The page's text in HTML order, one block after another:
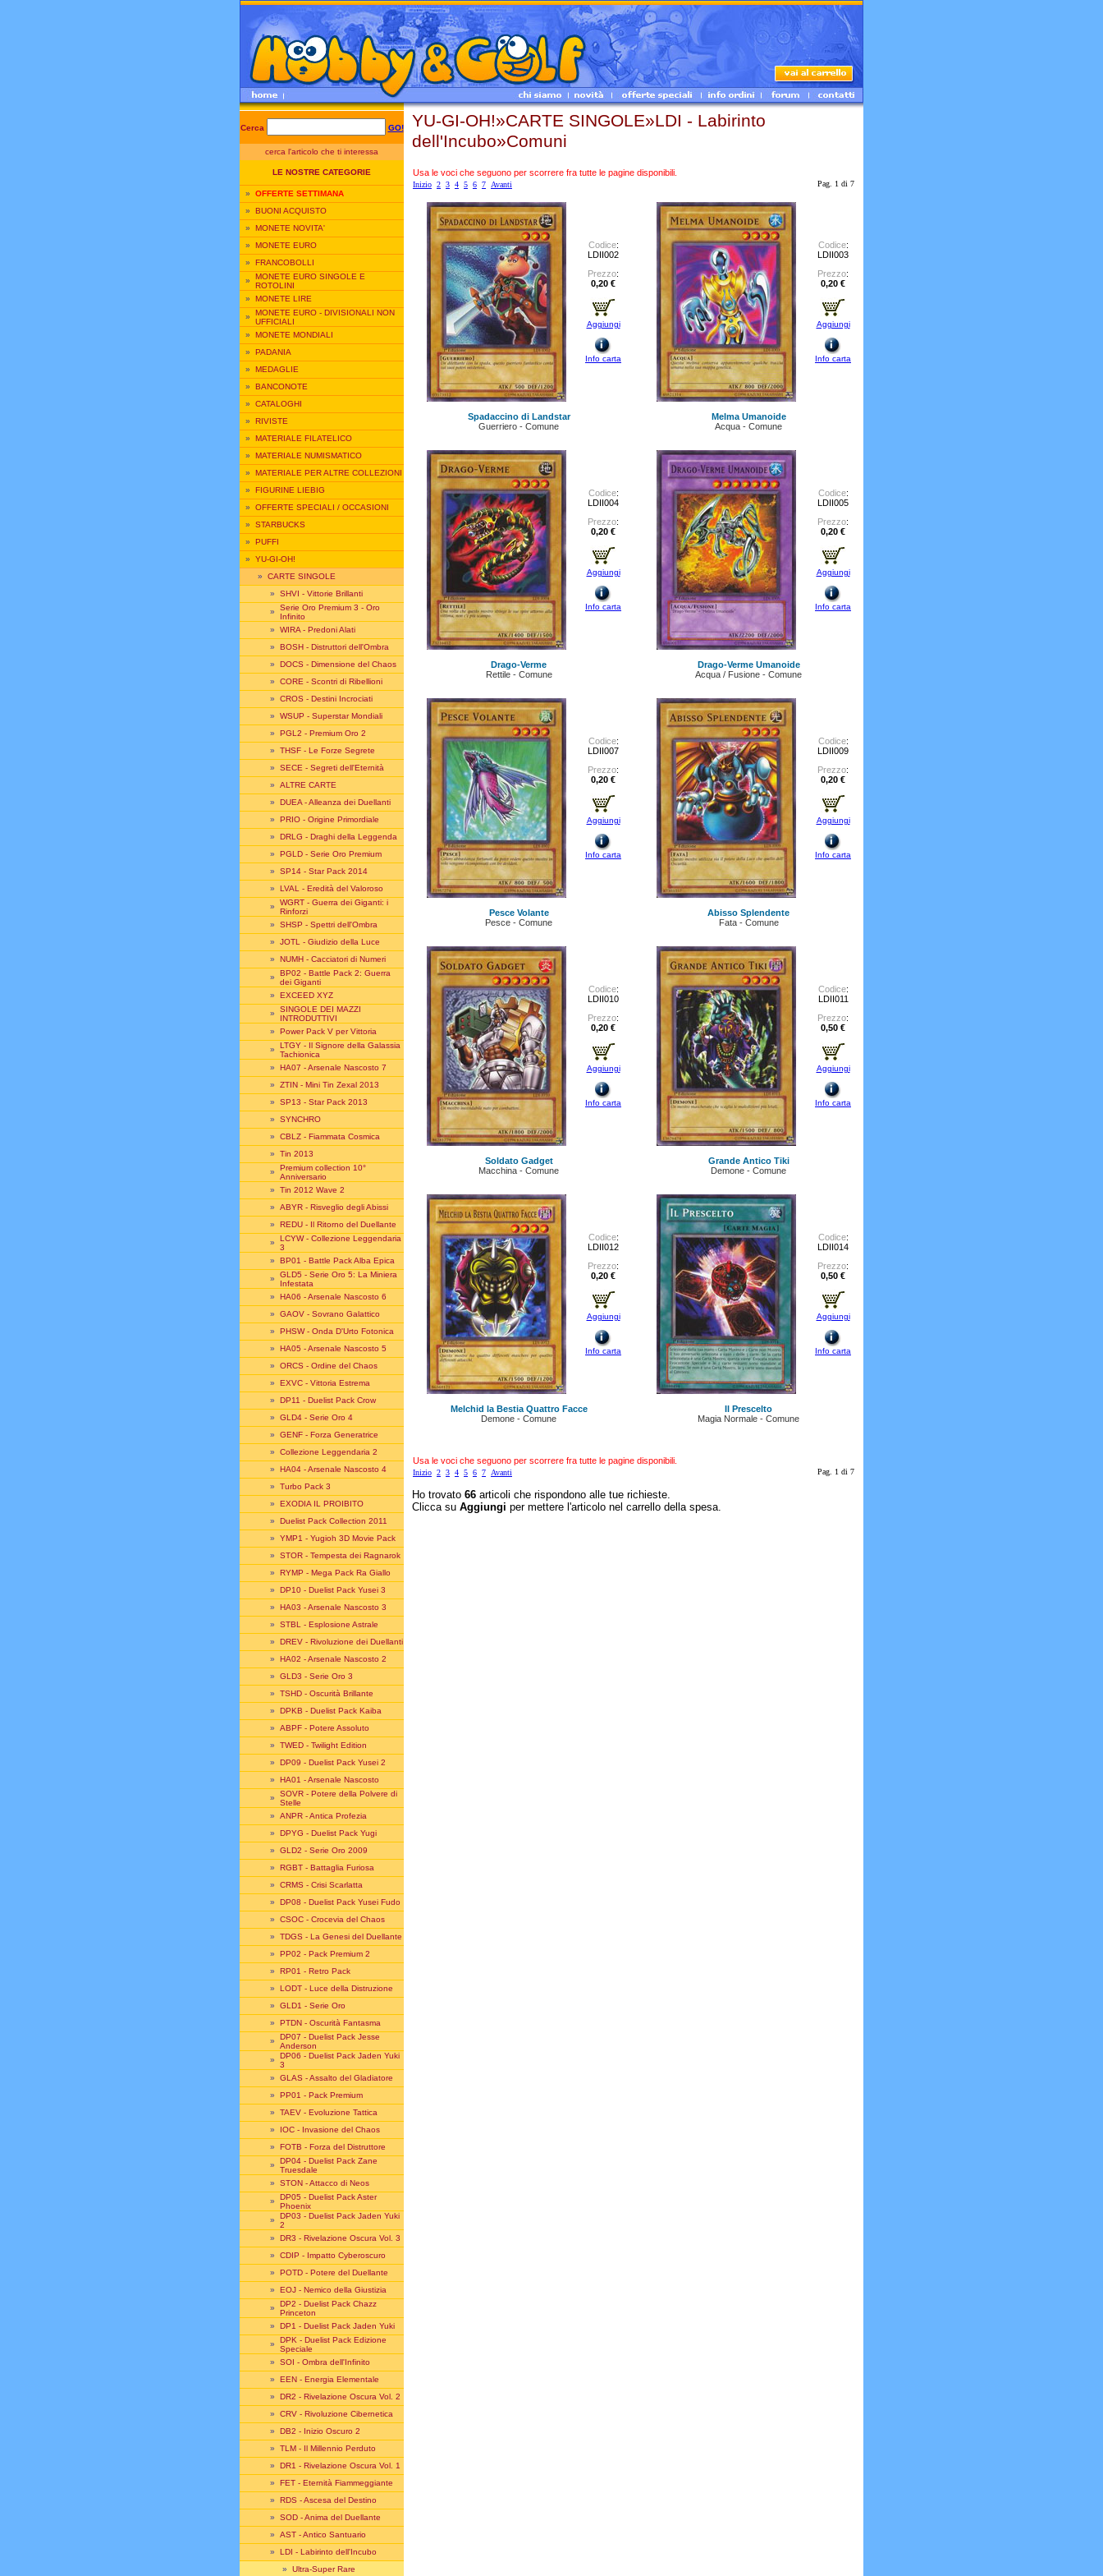
Cerca GO!
cerca l'articolo che ti interessa
LE NOSTRE CATEGORIE
» OFFERTE SETTIMANA
» BUONI ACQUISTO
» MONETE NOVITA'
» MONETE EURO
» FRANCOBOLLI
» MONETE EURO SINGOLE E
ROTOLINI
» MONETE LIRE
» MONETE EURO - DIVISIONALI NON
UFFICIALI
» MONETE MONDIALI
» PADANIA
» MEDAGLIE
» BANCONOTE
» CATALOGHI
» RIVISTE
» MATERIALE FILATELICO
» MATERIALE NUMISMATICO
» MATERIALE PER ALTRE COLLEZIONI
» FIGURINE LIEBIG
» OFFERTE SPECIALI / OCCASIONI
» STARBUCKS
» PUFFI
» YU-GI-OH!
» CARTE SINGOLE
» SHVI - Vittorie Brillanti
» Serie Oro Premium 3 - Oro
Infinito
» WIRA - Predoni Alati
» BOSH - Distruttori dell'Ombra
» DOCS - Dimensione del Chaos
» CORE - Scontri di Ribellioni
» CROS - Destini Incrociati
» WSUP - Superstar Mondiali
» PGL2 - Premium Oro 2
» THSF - Le Forze Segrete
» SECE - Segreti dell'Eternità
» ALTRE CARTE
» DUEA - Alleanza dei Duellanti
» PRIO - Origine Primordiale
» DRLG - Draghi della Leggenda
» PGLD - Serie Oro Premium
» SP14 - Star Pack 2014
» LVAL - Eredità del Valoroso
» WGRT - Guerra dei Giganti: i
Rinforzi
» SHSP - Spettri dell'Ombra
» JOTL - Giudizio della Luce
» NUMH - Cacciatori di Numeri
» BP02 - Battle Pack 2: Guerra
dei Giganti
» EXCEED XYZ
» SINGOLE DEI MAZZI
INTRODUTTIVI
» Power Pack V per Vittoria
» LTGY - Il Signore della Galassia
Tachionica
» HA07 - Arsenale Nascosto 7
» ZTIN - Mini Tin Zexal 2013
» SP13 - Star Pack 2013
» SYNCHRO
» CBLZ - Fiammata Cosmica
» Tin 2013
» Premium collection 10°
Anniversario
» Tin 2012 Wave 2
» ABYR - Risveglio degli Abissi
» REDU - Il Ritorno del Duellante
» LCYW - Collezione Leggendaria
3
» BP01 - Battle Pack Alba Epica
» GLD5 - Serie Oro 5: La Miniera
Infestata
» HA06 - Arsenale Nascosto 6
» GAOV - Sovrano Galattico
» PHSW - Onda D'Urto Fotonica
» HA05 - Arsenale Nascosto 5
» ORCS - Ordine del Chaos
» EXVC - Vittoria Estrema
» DP11 - Duelist Pack Crow
» GLD4 - Serie Oro 4
» GENF - Forza Generatrice
» Collezione Leggendaria 2
» HA04 - Arsenale Nascosto 4
» Turbo Pack 3
» EXODIA IL PROIBITO
» Duelist Pack Collection 2011
» YMP1 - Yugioh 3D Movie Pack
» STOR - Tempesta dei Ragnarok
» RYMP - Mega Pack Ra Giallo
» DP10 - Duelist Pack Yusei 3
» HA03 - Arsenale Nascosto 3
» STBL - Esplosione Astrale
» DREV - Rivoluzione dei Duellanti
» HA02 - Arsenale Nascosto 2
» GLD3 - Serie Oro 3
» TSHD - Oscurità Brillante
» DPKB - Duelist Pack Kaiba
» ABPF - Potere Assoluto
» TWED - Twilight Edition
» DP09 - Duelist Pack Yusei 2
» HA01 - Arsenale Nascosto
» SOVR - Potere della Polvere di
Stelle
» ANPR - Antica Profezia
» DPYG - Duelist Pack Yugi
» GLD2 - Serie Oro 2009
» RGBT - Battaglia Furiosa
» CRMS - Crisi Scarlatta
» DP08 - Duelist Pack Yusei Fudo
» CSOC - Crocevia del Chaos
» TDGS - La Genesi del Duellante
» PP02 - Pack Premium 2
» RP01 - Retro Pack
» LODT - Luce della Distruzione
» GLD1 - Serie Oro
» PTDN - Oscurità Fantasma
» DP07 - Duelist Pack Jesse
Anderson
» DP06 - Duelist Pack Jaden Yuki
3
» GLAS - Assalto del Gladiatore
» PP01 - Pack Premium
» TAEV - Evoluzione Tattica
» IOC - Invasione del Chaos
» FOTB - Forza del Distruttore
» DP04 - Duelist Pack Zane
Truesdale
» STON - Attacco di Neos
» DP05 - Duelist Pack Aster
Phoenix
» DP03 - Duelist Pack Jaden Yuki
2
» DR3 - Rivelazione Oscura Vol. 3
» CDIP - Impatto Cyberoscuro
» POTD - Potere del Duellante
» EOJ - Nemico della Giustizia
» DP2 - Duelist Pack Chazz
Princeton
» DP1 - Duelist Pack Jaden Yuki
» DPK - Duelist Pack Edizione
Speciale
» SOI - Ombra dell'Infinito
» EEN - Energia Elementale
» DR2 - Rivelazione Oscura Vol. 2
» CRV - Rivoluzione Cibernetica
» DB2 - Inizio Oscuro 2
» TLM - Il Millennio Perduto
» DR1 - Rivelazione Oscura Vol. 1
» FET - Eternità Fiammeggiante
» RDS - Ascesa del Destino
» SOD - Anima del Duellante
» AST - Antico Santuario
» LDI - Labirinto dell'Incubo
» Ultra-Super Rare
YU-GI-OH!»CARTE SINGOLE»LDI - Labirinto
dell'Incubo»Comuni
Usa le voci che seguono per scorrere fra tutte le pagine disponibili.
Inizio 2 3 4 5 6 7 Avanti Pag. 1 di 7
Codice:
LDII002
Prezzo:
0,20 €
Aggiungi
Info carta
Spadaccino di Landstar
Guerriero - Comune
Codice:
LDII003
Prezzo:
0,20 €
Aggiungi
Info carta
Melma Umanoide
Acqua - Comune
Codice:
LDII004
Prezzo:
0,20 €
Aggiungi
Info carta
Drago-Verme
Rettile - Comune
Codice:
LDII005
Prezzo:
0,20 €
Aggiungi
Info carta
Drago-Verme Umanoide
Acqua / Fusione - Comune
Codice:
LDII007
Prezzo:
0,20 €
Aggiungi
Info carta
Pesce Volante
Pesce - Comune
Codice:
LDII009
Prezzo:
0,20 €
Aggiungi
Info carta
Abisso Splendente
Fata - Comune
Codice:
LDII010
Prezzo:
0,20 €
Aggiungi
Info carta
Soldato Gadget
Macchina - Comune
Codice:
LDII011
Prezzo:
0,50 €
Aggiungi
Info carta
Grande Antico Tiki
Demone - Comune
Codice:
LDII012
Prezzo:
0,20 €
Aggiungi
Info carta
Melchid la Bestia Quattro Facce
Demone - Comune
Codice:
LDII014
Prezzo:
0,50 €
Aggiungi
Info carta
Il Prescelto
Magia Normale - Comune
Usa le voci che seguono per scorrere fra tutte le pagine disponibili.
Inizio 2 3 4 5 6 7 Avanti Pag. 1 di 7
Ho trovato 66 articoli che rispondono alle tue richieste.
Clicca su Aggiungi per mettere l'articolo nel carrello della spesa.